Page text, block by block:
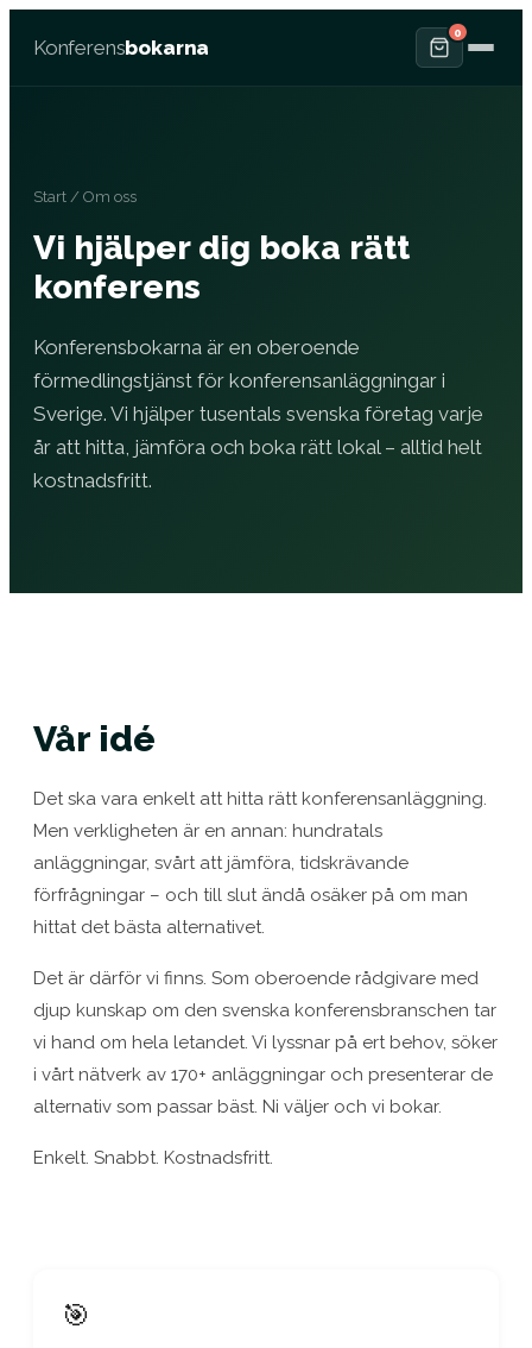
Konferensbokarna
0
Start / Om oss
Vi hjälper dig boka rätt
konferens
Konferensbokarna är en oberoende
förmedlingstjänst för konferensanläggningar i
Sverige. Vi hjälper tusentals svenska företag varje
år att hitta, jämföra och boka rätt lokal – alltid helt
kostnadsfritt.
Vår idé
Det ska vara enkelt att hitta rätt konferensanläggning.
Men verkligheten är en annan: hundratals
anläggningar, svårt att jämföra, tidskrävande
förfrågningar – och till slut ändå osäker på om man
hittat det bästa alternativet.
Det är därför vi finns. Som oberoende rådgivare med
djup kunskap om den svenska konferensbranschen tar
vi hand om hela letandet. Vi lyssnar på ert behov, söker
i vårt nätverk av 170+ anläggningar och presenterar de
alternativ som passar bäst. Ni väljer och vi bokar.
Enkelt. Snabbt. Kostnadsfritt.
🎯